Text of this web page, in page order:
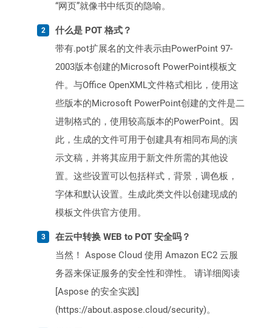
“网页”就像书中纸页的隐喻。
什么是 POT 格式？
带有.pot扩展名的文件表示由PowerPoint 97-
2003版本创建的Microsoft PowerPoint模板文
件。与Office OpenXML文件格式相比，使用这
些版本的Microsoft PowerPoint创建的文件是二
进制格式的，使用较高版本的PowerPoint。因
此，生成的文件可用于创建具有相同布局的演
示文稿，并将其应用于新文件所需的其他设
置。这些设置可以包括样式，背景，调色板，
字体和默认设置。生成此类文件以创建现成的
模板文件供官方使用。
在云中转换 WEB to POT 安全吗？
当然！ Aspose Cloud 使用 Amazon EC2 云服
务器来保证服务的安全性和弹性。 请详细阅读
[Aspose 的安全实践]
(https://about.aspose.cloud/security)。